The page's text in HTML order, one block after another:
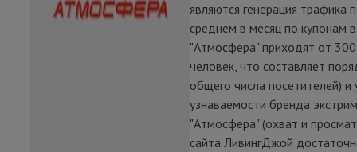
являются генерация трафика
среднем в месяц по купонам
"Атмосфера" приходят от
человек, что составляет
общего числа посетителей) и
узнаваемости бренда
"Атмосфера" (охват и
сайта ЛивингДжой